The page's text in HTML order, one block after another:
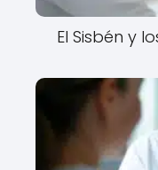
El Sisbén y